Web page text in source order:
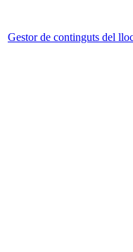
Gestor de continguts del